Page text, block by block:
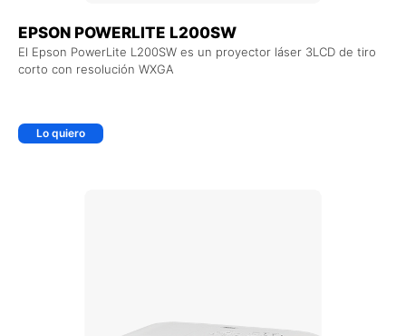
EPSON POWERLITE L200SW
El Epson PowerLite L200SW es un proyector láser 3LCD de tiro
corto con resolución WXGA
Lo quiero